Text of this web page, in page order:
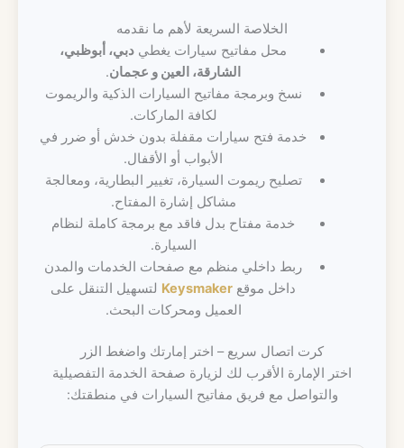
الخلاصة السريعة لأهم ما نقدمه
محل مفاتيح سيارات يغطي دبي، أبوظبي،
الشارقة، العين و عجمان.
نسخ وبرمجة مفاتيح السيارات الذكية والريموت
لكافة الماركات.
خدمة فتح سيارات مقفلة بدون خدش أو ضرر في
الأبواب أو الأقفال.
تصليح ريموت السيارة، تغيير البطارية، ومعالجة
مشاكل إشارة المفتاح.
خدمة مفتاح بدل فاقد مع برمجة كاملة لنظام
السيارة.
ربط داخلي منظم مع صفحات الخدمات والمدن
داخل موقع Keysmaker لتسهيل التنقل على
العميل ومحركات البحث.
كرت اتصال سريع – اختر إمارتك واضغط الزر
اختر الإمارة الأقرب لك لزيارة صفحة الخدمة التفصيلية
والتواصل مع فريق مفاتيح السيارات في منطقتك: